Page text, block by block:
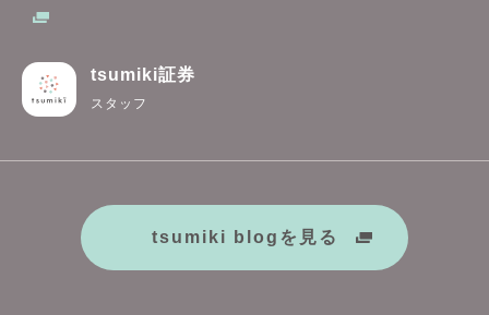
tsumiki証券
スタッフ
tsumiki blogを見る